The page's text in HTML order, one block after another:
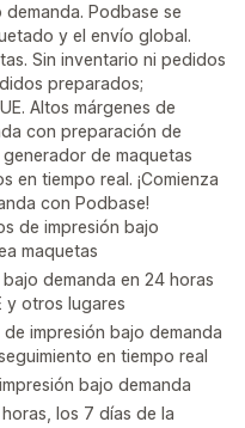
Podbase se
y el envío global.
Sin inventario ni pedidos
preparados;
Altos márgenes de
con preparación de
de maquetas
en tiempo real. ¡Comienza
con Podbase!
de impresión bajo
maquetas
demanda en 24 horas
y otros lugares
impresión bajo demanda
en tiempo real
bajo demanda
los 7 días de la